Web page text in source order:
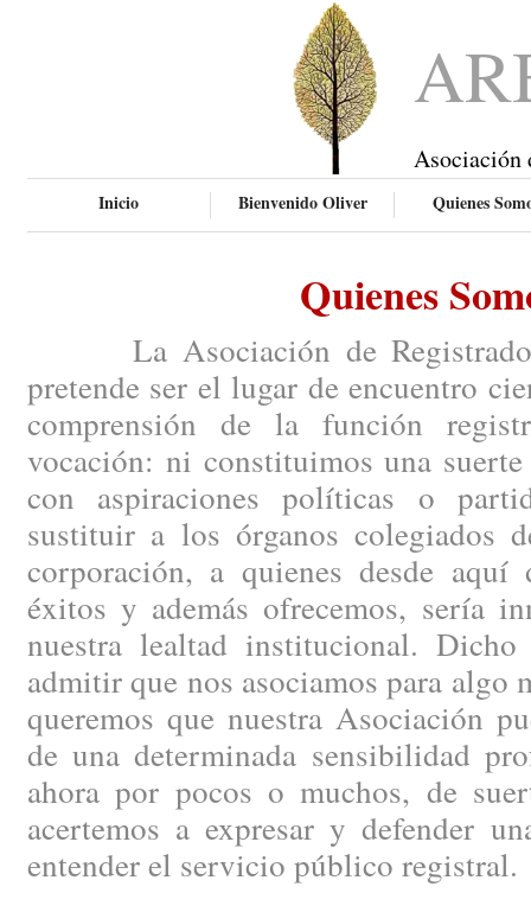
Asociación
Inicio Bienvenido Oliver Quienes
Quienes
La Asociación de
pretende ser el lugar de encuentro
comprensión de la función
vocación: ni constituimos una
con aspiraciones políticas o
sustituir a los órganos colegiados
corporación, a quienes desde aquí
éxitos y además ofrecemos, sería
nuestra lealtad institucional.
admitir que nos asociamos para algo
queremos que nuestra Asociación
de una determinada sensibilidad
ahora por pocos o muchos, de
acertemos a expresar y defender
entender el servicio público registral.